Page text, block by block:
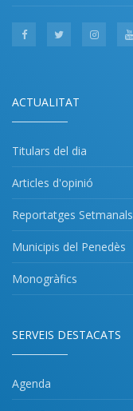
ACTUALITAT
Titulars del dia
Articles d'opinió
Reportatges Setmanals
Municipis del Penedès
Monogràfics
SERVEIS DESTACATS
Agenda